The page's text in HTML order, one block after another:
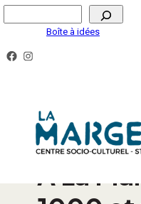
Boîte à idées
DEVENIR BÉNÉVOLE
A La